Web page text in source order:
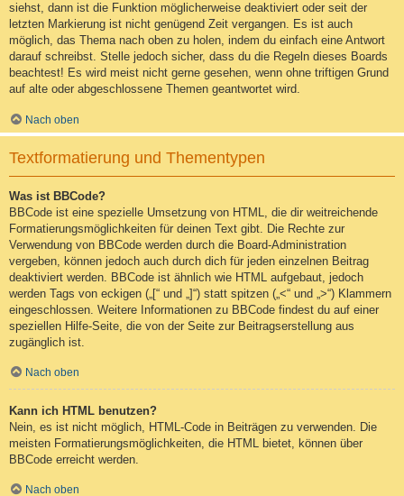
siehst, dann ist die Funktion möglicherweise deaktiviert oder seit der
letzten Markierung ist nicht genügend Zeit vergangen. Es ist auch
möglich, das Thema nach oben zu holen, indem du einfach eine Antwort
darauf schreibst. Stelle jedoch sicher, dass du die Regeln dieses Boards
beachtest! Es wird meist nicht gerne gesehen, wenn ohne triftigen Grund
auf alte oder abgeschlossene Themen geantwortet wird.
Nach oben
Textformatierung und Thementypen
Was ist BBCode?
BBCode ist eine spezielle Umsetzung von HTML, die dir weitreichende
Formatierungsmöglichkeiten für deinen Text gibt. Die Rechte zur
Verwendung von BBCode werden durch die Board-Administration
vergeben, können jedoch auch durch dich für jeden einzelnen Beitrag
deaktiviert werden. BBCode ist ähnlich wie HTML aufgebaut, jedoch
werden Tags von eckigen („[“ und „]“) statt spitzen („<“ und „>“) Klammern
eingeschlossen. Weitere Informationen zu BBCode findest du auf einer
speziellen Hilfe-Seite, die von der Seite zur Beitragserstellung aus
zugänglich ist.
Nach oben
Kann ich HTML benutzen?
Nein, es ist nicht möglich, HTML-Code in Beiträgen zu verwenden. Die
meisten Formatierungsmöglichkeiten, die HTML bietet, können über
BBCode erreicht werden.
Nach oben